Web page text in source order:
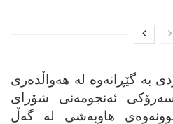
به‌ گێڕانه‌وه‌ له‌ هه‌واڵده‌ری
سه‌رۆکی ئه‌نجومه‌نی شۆرای
هاوبه‌شی له‌ گه‌ڵ